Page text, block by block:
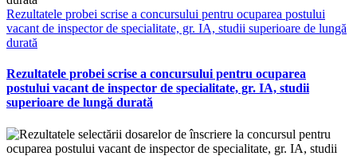
Rezultatele probei scrise a concursului pentru ocuparea postului
vacant de inspector de specialitate, gr. IA, studii superioare de lungă
durată
Rezultatele probei scrise a concursului pentru ocuparea
postului vacant de inspector de specialitate, gr. IA, studii
superioare de lungă durată